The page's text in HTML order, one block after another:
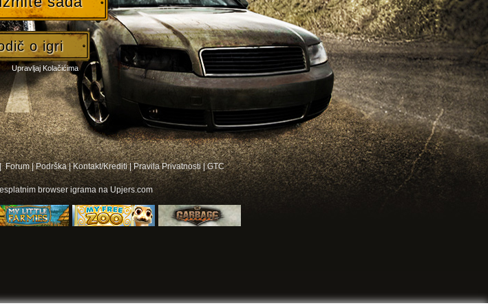
o igri
Forum|Podrška|Kontakt/Krediti|Pravila Privatnosti|GTC
browser igrama na Upjers.com
Upravljaj Kolačićima